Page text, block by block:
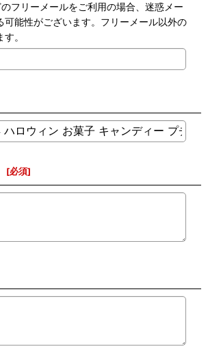
フリーメールをご利用の場合、迷惑メー
可能性がございます。フリーメール以外の
。
[必須]